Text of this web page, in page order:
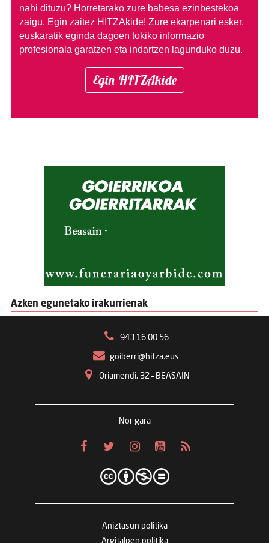
nahi dituzu? Horretarako zure babesa ezinbestekoa
zaigu. Egin zaitez HITZAkide! Zure ekarpenari esker,
euskaratik eginda dagoen tokiko informazio
profesionala garatzen eta indartzen lagunduko duzu.
Egin HITZAkide
Azken egunetako irakurrienak
943 16 00 56
goiberri@hitza.eus
Oriamendi, 32 – BEASAIN
Nor gara
Aniztasun politika
Argitalpen politika